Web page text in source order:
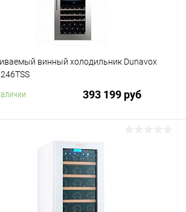
винный холодильник Dunavox
393 199 руб
В корзину
Сравнение